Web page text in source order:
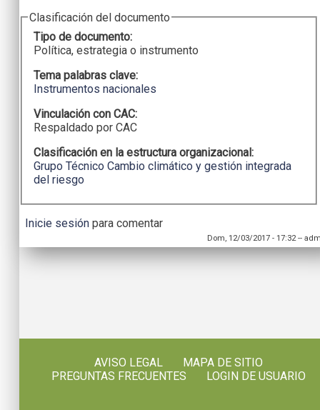
Clasificación del documento
Tipo de documento:
Política, estrategia o instrumento
Tema palabras clave:
Instrumentos nacionales
Vinculación con CAC:
Respaldado por CAC
Clasificación en la estructura organizacional:
Grupo Técnico Cambio climático y gestión integrada
del riesgo
Inicie sesiónpara comentar
Dom, 12/03/2017 - 17:32--
AVISO LEGAL
MAPA DE SITIO
PREGUNTAS FRECUENTES
LOGIN DE USUARIO